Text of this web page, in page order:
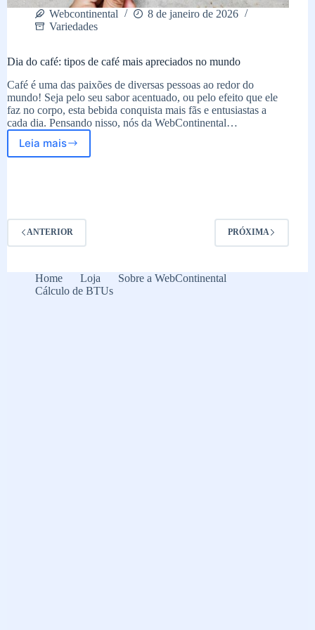
Webcontinental
8 de janeiro de 2026
Variedades
Dia do café: tipos de café mais apreciados no mundo
Café é uma das paixões de diversas pessoas ao redor do
mundo! Seja pelo seu sabor acentuado, ou pelo efeito que ele
faz no corpo, esta bebida conquista mais fãs e entusiastas a
cada dia. Pensando nisso, nós da WebContinental…
Leia mais
Dia
café
mais
apreciados
ANTERIOR PRÓXIMA
Home Loja
Sobre a WebContinental
Cálculo de BTUs